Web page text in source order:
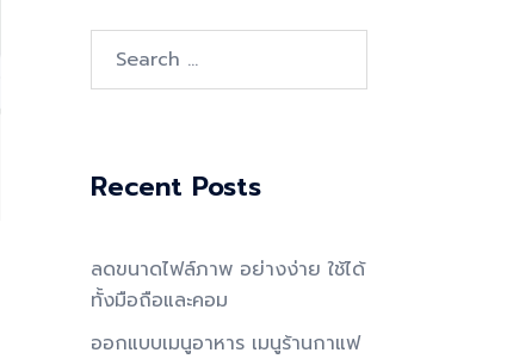
for:
Recent Posts
ลดขนาดไฟล์ภาพ อย่างง่าย ใช้ได้
ทั้งมือถือและคอม
ออกแบบเมนูอาหาร เมนูร้านกาแฟ